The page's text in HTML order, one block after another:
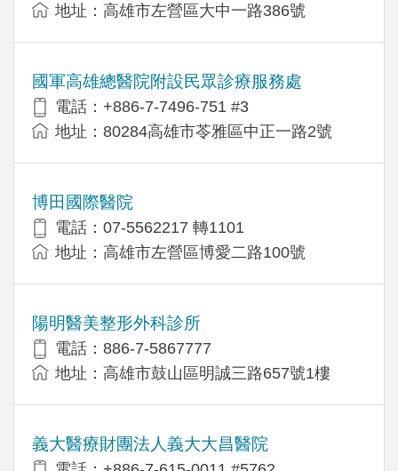
地址：高雄市左營區大中一路386號
國軍高雄總醫院附設民眾診療服務處
電話：+886-7-7496-751 #3
地址：80284高雄市苓雅區中正一路2號
博田國際醫院
電話：07-5562217 轉1101
地址：高雄市左營區博愛二路100號
陽明醫美整形外科診所
電話：886-7-5867777
地址：高雄市鼓山區明誠三路657號1樓
義大醫療財團法人義大大昌醫院